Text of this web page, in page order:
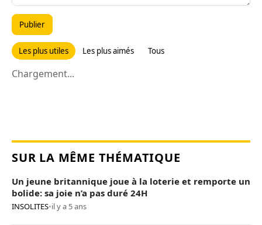
Publier
Les plus utiles Les plus aimés Tous
Chargement...
SUR LA MÊME THÉMATIQUE
Un jeune britannique joue à la loterie et remporte un
bolide: sa joie n’a pas duré 24H
INSOLITES•il y a 5 ans